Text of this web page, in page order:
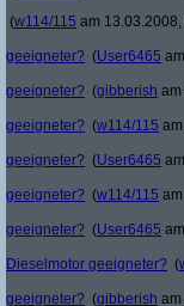
(w114/115 am
geeigneter? (User6465
geeigneter? (gibberish
geeigneter? (w114/115
geeigneter? (User6465
geeigneter? (w114/115
geeigneter? (User6465
Dieselmotor geeigneter? (
geeigneter? (gibberish am